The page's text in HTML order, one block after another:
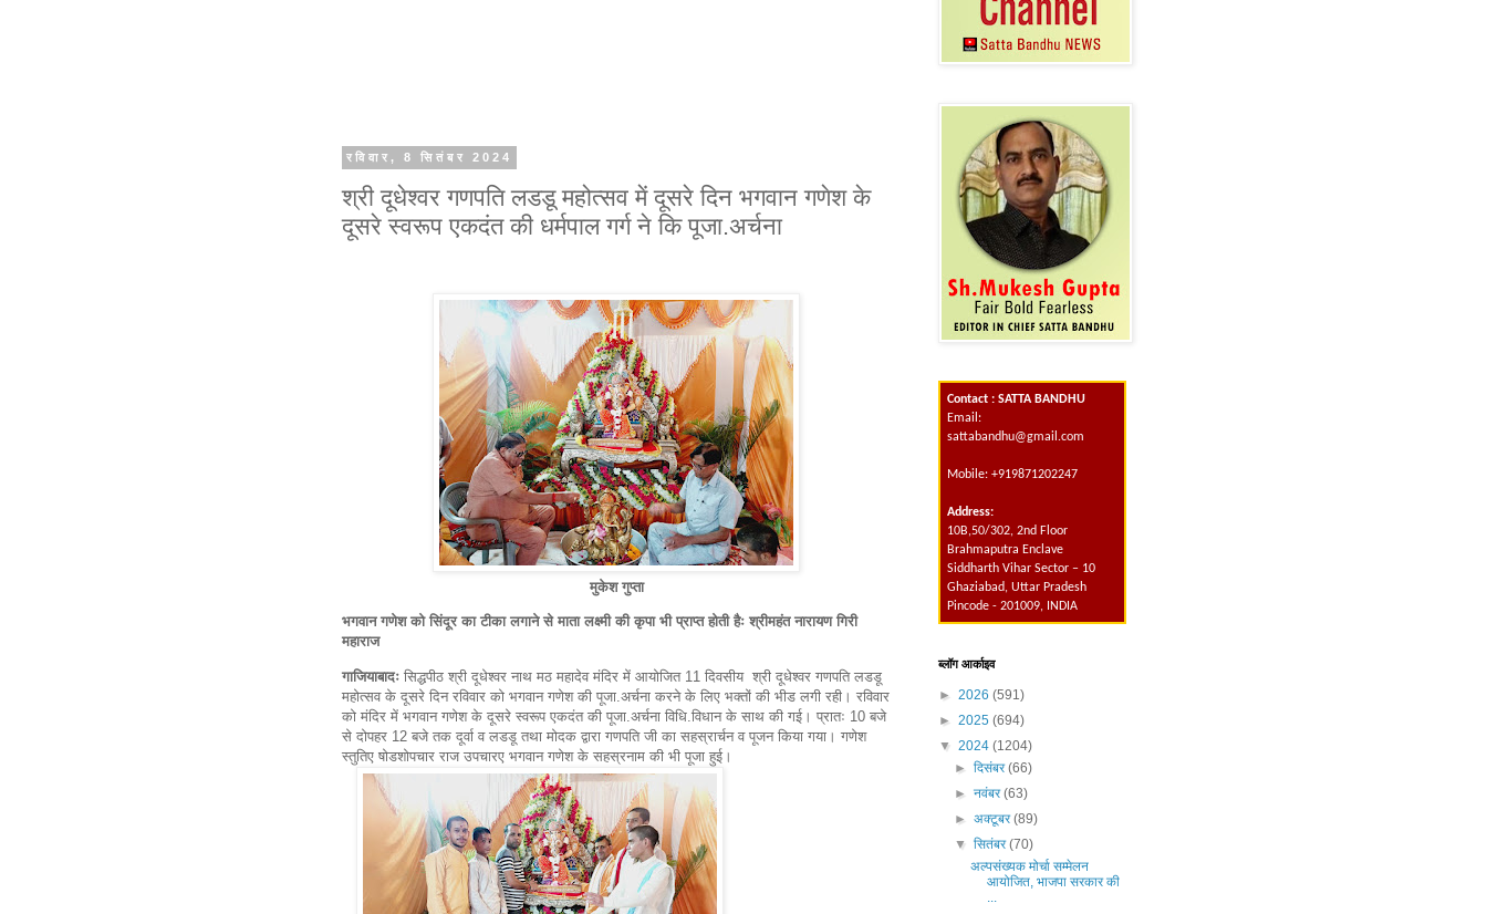
रविवार, 8 सितंबर 2024
श्री दूधेश्वर गणपति लडडू महोत्सव में दूसरे दिन भगवान गणेश के
दूसरे स्वरूप एकदंत की धर्मपाल गर्ग ने कि पूजा.अर्चना
मुकेश गुप्ता
भगवान गणेश को सिंदूर का टीका लगाने से माता लक्ष्मी की कृपा भी प्राप्त होती हैः श्रीमहंत नारायण गिरी
महाराज
गाजियाबादः सिद्धपीठ श्री दूधेश्वर नाथ मठ महादेव मंदिर में आयोजित 11 दिवसीय श्री दूधेश्वर गणपति लडडू
महोत्सव के दूसरे दिन रविवार को भगवान गणेश की पूजा.अर्चना करने के लिए भक्तों की भीड लगी रही। रविवार
को मंदिर में भगवान गणेश के दूसरे स्वरूप एकदंत की पूजा.अर्चना विधि.विधान के साथ की गई। प्रातः 10 बजे
से दोपहर 12 बजे तक दूर्वा व लडडू तथा मोदक द्वारा गणपति जी का सहस्रार्चन व पूजन किया गया। गणेश
स्तुतिए षोडशोपचार राज उपचारए भगवान गणेश के सहस्रनाम की भी पूजा हुई।
Contact : SATTA BANDHU
Email:
sattabandhu@gmail.com
Mobile: +919871202247
Address:
10B,50/302, 2nd Floor
Brahmaputra Enclave
Siddharth Vihar Sector – 10
Ghaziabad, Uttar Pradesh
Pincode - 201009, INDIA
ब्लॉग आर्काइव
► 2026 (591)
► 2025 (694)
▼ 2024 (1204)
► दिसंबर(66)
► नवंबर(63)
► अक्टूबर(89)
▼ सितंबर(70)
अल्पसंख्यक मोर्चा सम्मेलन
आयोजित, भाजपा सरकार की
...